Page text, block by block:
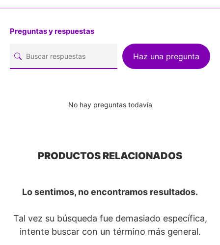
Preguntas y respuestas
Haz una pregunta
No hay preguntas todavía
PRODUCTOS RELACIONADOS
Lo sentimos, no encontramos resultados.
Tal vez su búsqueda fue demasiado específica,
intente buscar con un término más general.